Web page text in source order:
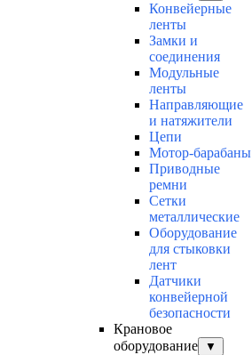
Конвейерные
ленты
Замки и
соединения
Модульные
ленты
Направляющие
и натяжители
Цепи
Мотор-барабаны
Приводные
ремни
Сетки
металлические
Оборудование
для стыковки
лент
Датчики
конвейерной
безопасности
Крановое
оборудование
▼